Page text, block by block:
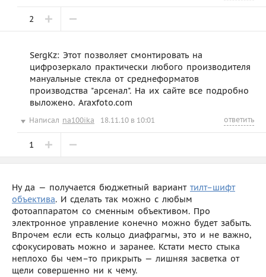
2
SergKz: Этот позволяет смонтировать на
цифрозеркало практически любого производителя
мануальные стекла от среднеформатов
производства "арсенал". На их сайте все подробно
выложено. Araxfoto.com
Написал na100ika 18.11.10 в 10:01 ответить
1
Ну да — получается бюджетный вариант тилт–шифт
объектива. И сделать так можно с любым
фотоаппаратом со сменным объективом. Про
электронное управление конечно можно будет забыть.
Впрочем если есть кольцо диафрагмы, это и не важно,
сфокусировать можно и заранее. Кстати место стыка
неплохо бы чем–то прикрыть — лишняя засветка от
щели совершенно ни к чему.